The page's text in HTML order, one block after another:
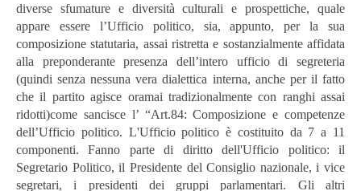
diverse sfumature e diversità culturali e prospettiche, quale
appare essere l’Ufficio politico, sia, appunto, per la sua
composizione statutaria, assai ristretta e sostanzialmente affidata
alla preponderante presenza dell’intero ufficio di segreteria
(quindi senza nessuna vera dialettica interna, anche per il fatto
che il partito agisce oramai tradizionalmente con ranghi assai
ridotti)come sancisce l’ “Art.84: Composizione e competenze
dell’Ufficio politico. L'Ufficio politico è costituito da 7 a 11
componenti. Fanno parte di diritto dell'Ufficio politico: il
Segretario Politico, il Presidente del Consiglio nazionale, i vice
segretari, i presidenti dei gruppi parlamentari. Gli altri